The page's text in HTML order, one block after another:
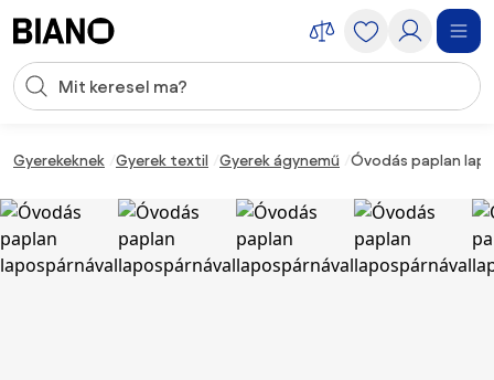
Keresési bevitel
Gyerekeknek Gyerek textil Gyerek ágynemű Óvodás paplan